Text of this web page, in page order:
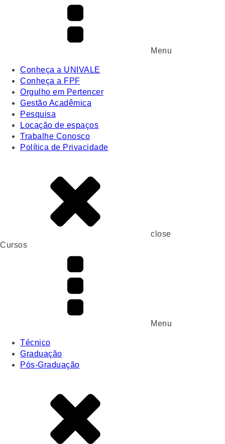
Menu
Conheça a UNIVALE
Conheça a FPF
Orgulho em Pertencer
Gestão Acadêmica
Pesquisa
Locação de espaços
Trabalhe Conosco
Política de Privacidade
close
Cursos
Menu
Técnico
Graduação
Pós-Graduação